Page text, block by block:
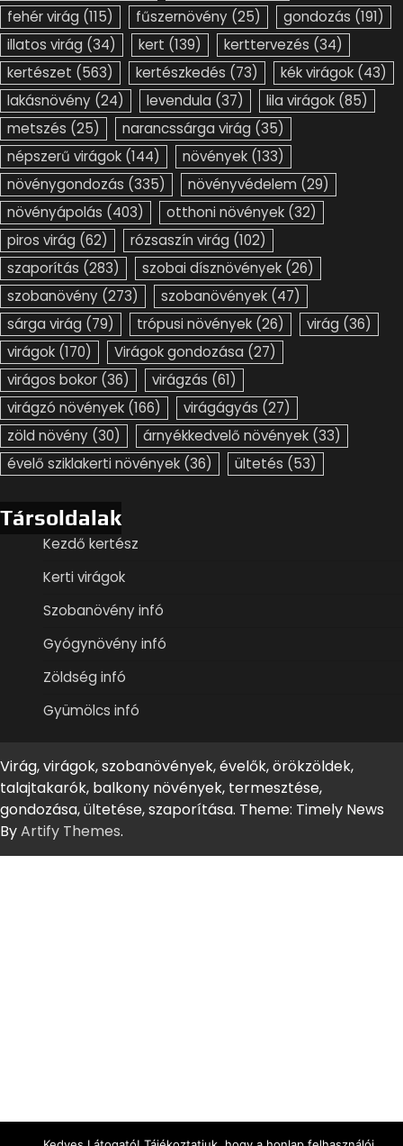
fehér virág (115) fűszernövény (25) gondozás (191)
illatos virág (34) kert (139) kerttervezés (34)
kertészet (563) kertészkedés (73) kék virágok (43)
lakásnövény (24) levendula (37) lila virágok (85)
metszés (25) narancssárga virág (35)
népszerű virágok (144) növények (133)
növénygondozás (335) növényvédelem (29)
növényápolás (403) otthoni növények (32)
piros virág (62) rózsaszín virág (102)
szaporítás (283) szobai dísznövények (26)
szobanövény (273) szobanövények (47)
sárga virág (79) trópusi növények (26) virág (36)
virágok (170) Virágok gondozása (27)
virágos bokor (36) virágzás (61)
virágzó növények (166) virágágyás (27)
zöld növény (30) árnyékkedvelő növények (33)
évelő sziklakerti növények (36) ültetés (53)
Társoldalak
Kezdő kertész
Kerti virágok
Szobanövény infó
Gyógynövény infó
Zöldség infó
Gyümölcs infó
Virág, virágok, szobanövények, évelők, örökzöldek,
talajtakarók, balkony növények, termesztése,
gondozása, ültetése, szaporítása. Theme: Timely News
ByArtify Themes.